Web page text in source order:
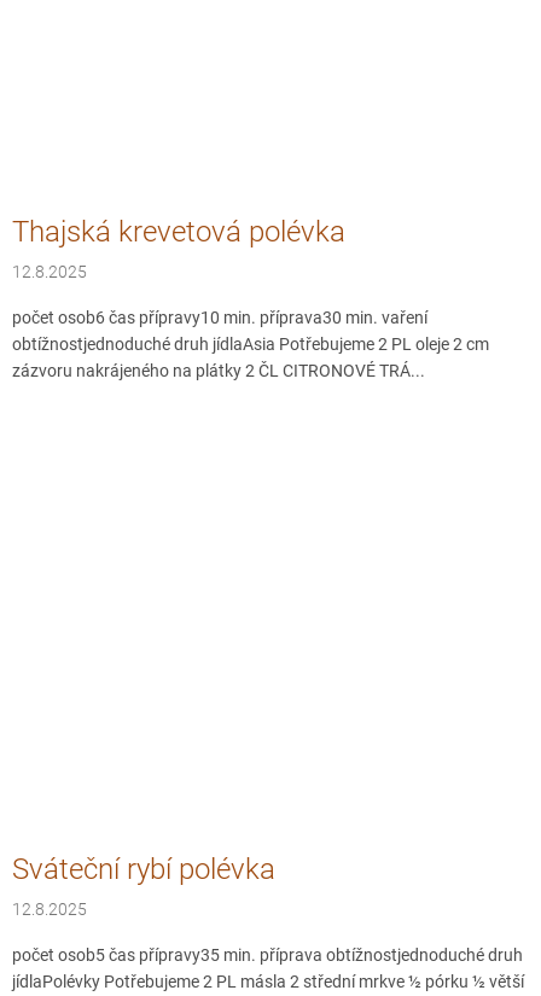
Thajská krevetová polévka
12.8.2025
počet osob6 čas přípravy10 min. příprava30 min. vaření
obtížnostjednoduché druh jídlaAsia Potřebujeme 2 PL oleje 2 cm
zázvoru nakrájeného na plátky 2 ČL CITRONOVÉ TRÁ...
Sváteční rybí polévka
12.8.2025
počet osob5 čas přípravy35 min. příprava obtížnostjednoduché druh
jídlaPolévky Potřebujeme 2 PL másla 2 střední mrkve ½ pórku ½ větší